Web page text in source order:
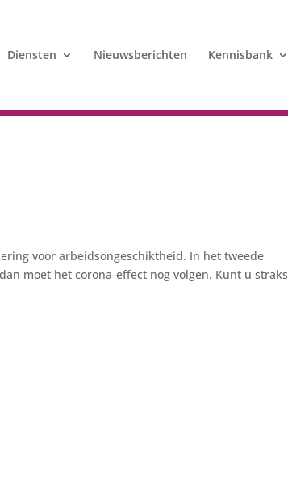
Diensten Nieuwsberichten Kennisbank
voor arbeidsongeschiktheid. In het tweede
moet het corona-effect nog volgen. Kunt u straks